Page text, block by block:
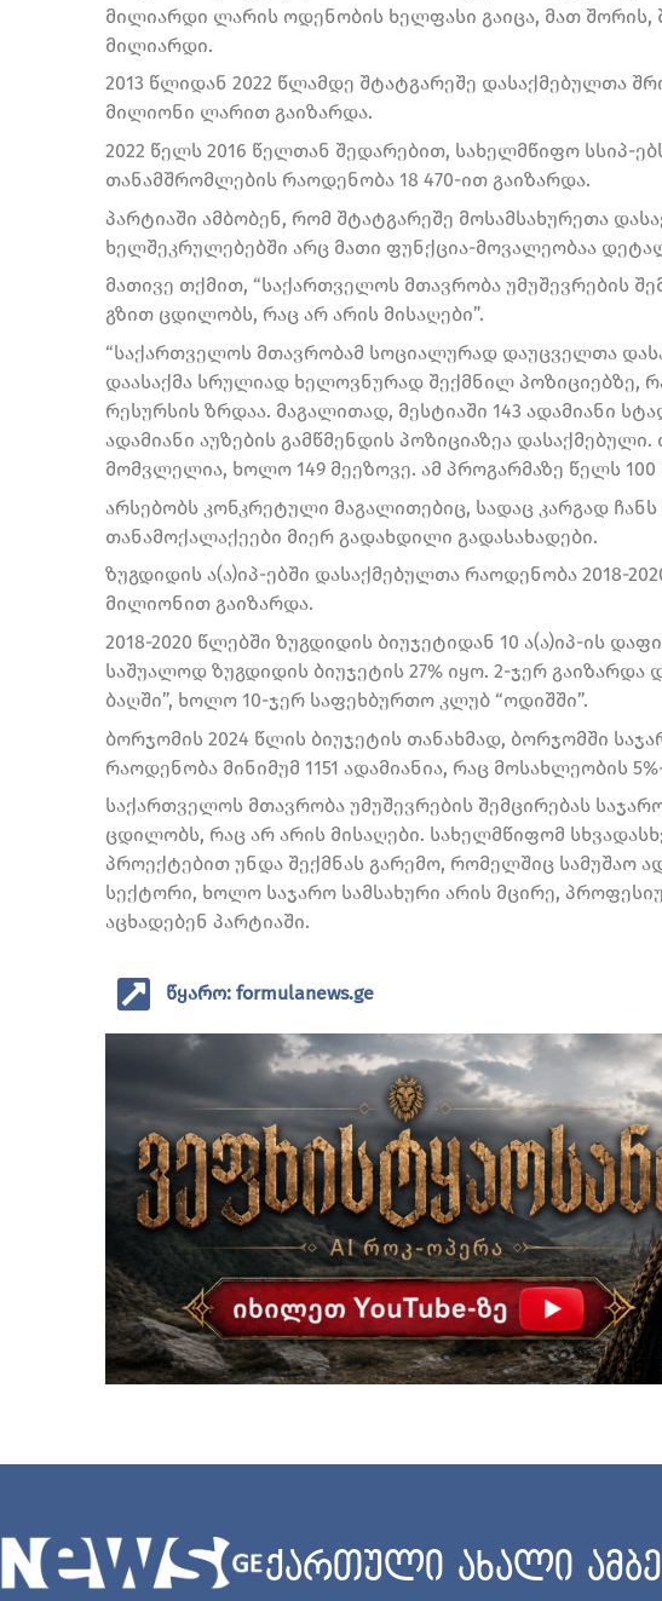
მილიარდი ლარის ოდენობის ხელფასი გაიცა, მათ შორის,
მილიარდი.
2013 წლიდან 2022 წლამდე შტატგარეშე დასაქმებულთა
მილიონი ლარით გაიზარდა.
2022 წელს 2016 წელთან შედარებით, სახელმწიფო სსიპ-
თანამშრომლების რაოდენობა 18 470-ით გაიზარდა.
პარტიაში ამბობენ, რომ შტატგარეშე მოსამსახურეთა
ხელშეკრულებებში არც მათი ფუნქცია-მოვალეობაა
მათივე თქმით, “საქართველოს მთავრობა უმუშევრების
გზით ცდილობს, რაც არ არის მისაღები”.
“საქართველოს მთავრობამ სოციალურად დაუცველთა
დაასაქმა სრულიად ხელოვნურად შექმნილ პოზიციებზე,
რესურსის ზრდაა. მაგალითად, მესტიაში 143 ადამიანი
ადამიანი აუზების გამწმენდის პოზიციაზეა
მომვლელია, ხოლო 149 მეეზოვე. ამ პროგარმაზე წელს
არსებობს კონკრეტული მაგალითებიც, სადაც კარგად
თანამოქალაქეები მიერ გადახდილი გადასახადები.
ზუგდიდის ა(ა)იპ-ებში დასაქმებულთა რაოდენობა 2018-
მილიონით გაიზარდა.
2018-2020 წლებში ზუგდიდის ბიუჯეტიდან 10 ა(ა)იპ-ის
საშუალოდ ზუგდიდის ბიუჯეტის 27% იყო. 2-ჯერ
ბაღში”, ხოლო 10-ჯერ საფეხბურთო კლუბ “ოდიშში”.
ბორჯომის 2024 წლის ბიუჯეტის თანახმად, ბორჯომში
რაოდენობა მინიმუმ 1151 ადამიანია, რაც მოსახლეობის
საქართველოს მთავრობა უმუშევრების შემცირებას
ცდილობს, რაც არ არის მისაღები. სახელმწიფომ
პროექტებით უნდა შექმნას გარემო, რომელშიც სამუშაო
სექტორი, ხოლო საჯარო სამსახური არის მცირე,
აცხადებენ პარტიაში.
წყარო: formulanews.ge
ქართული ახალი